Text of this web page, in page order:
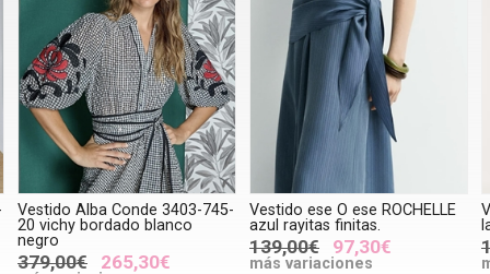
Vestido ese O ese ROCHELLE
azul rayitas finitas.
139,00€
más variaciones
Vestido Indi & Cold AD120
largo encaje azul británico
129,00€ 90,30€
más variaciones